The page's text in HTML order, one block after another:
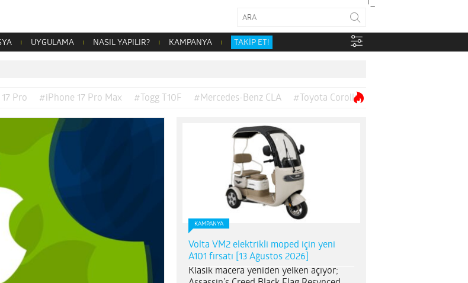
UYGULAMA NASIL YAPILIR? KAMPANYA TAKİP ET!
Pro #iPhone 17 Pro Max #Togg T10F #Mercedes-Benz CLA #Toyota Corolla
KAMPANYA
Volta VM2 elektrikli moped için yeni
A101 fırsatı [13 Ağustos 2026]
Klasik macera yeniden yelken açıyor;